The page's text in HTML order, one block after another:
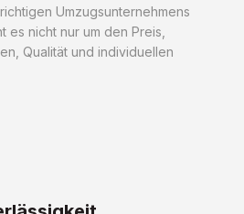
Umzugsunternehmens
nicht nur um den Preis,
Qualität und individuellen